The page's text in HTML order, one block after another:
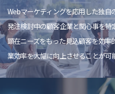
Webマーケティングを応用した独
発注検討中の顧客企業と関心事を特
顕在ニーズをもった見込顧客を効
業効率を大幅に向上させることが可